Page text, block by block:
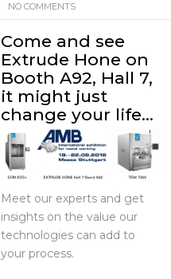
SEPTEMBER 18, 2018
Come and see
Extrude Hone on
Booth A92, Hall 7,
it might just
change your life…
Meet our experts and get
insights on the value our
technologies can add to